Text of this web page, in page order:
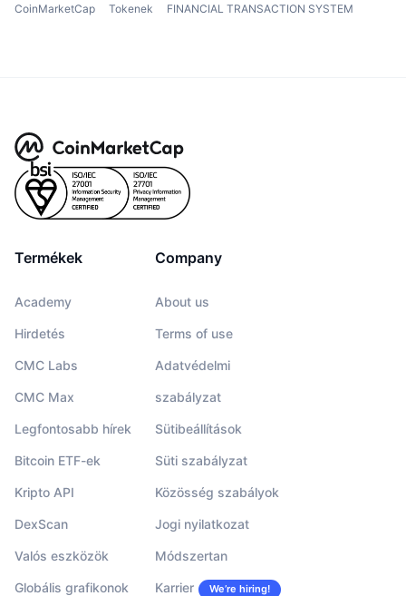
CoinMarketCap Tokenek FINANCIAL TRANSACTION SYSTEM
Termékek
Academy
Hirdetés
CMC Labs
CMC Max
Legfontosabb hírek
Bitcoin ETF-ek
Kripto API
DexScan
Valós eszközök
Globális grafikonok
Company
About us
Terms of use
Adatvédelmi
szabályzat
Sütibeállítások
Süti szabályzat
Közösség szabályok
Jogi nyilatkozat
Módszertan
Karrier We’re hiring!